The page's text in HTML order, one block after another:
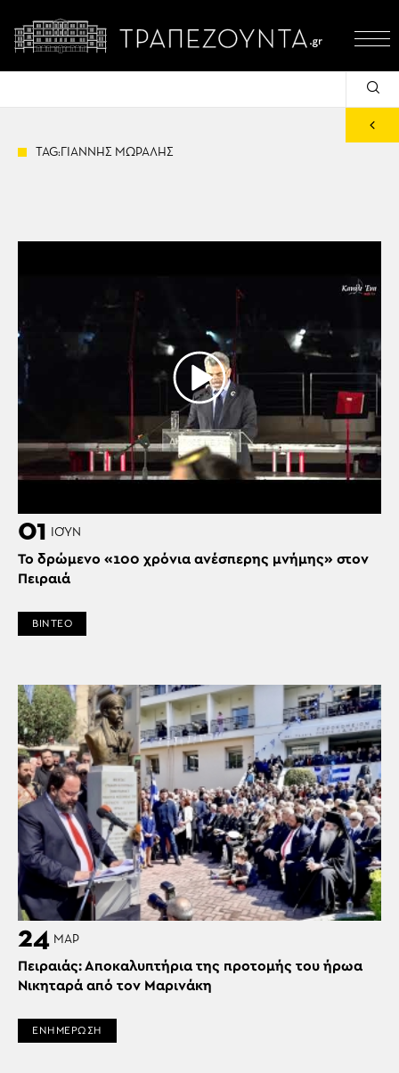
TAG:ΓΙΑΝΝΗΣ ΜΩΡΑΛΗΣ
01 ΙΟΎΝ
Το δρώμενο «100 χρόνια ανέσπερης μνήμης» στον
Πειραιά
ΒΙΝΤΕΟ
24 ΜΑΡ
Πειραιάς: Αποκαλυπτήρια της προτομής του ήρωα
Νικηταρά από τον Μαρινάκη
ΕΝΗΜΕΡΩΣΗ